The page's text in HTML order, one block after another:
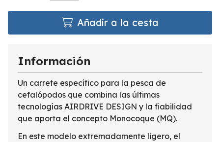
Añadir a la cesta
Información
Un carrete específico para la pesca de
cefalópodos que combina las últimas
tecnologías AIRDRIVE DESIGN y la fiabilidad
que aporta el concepto Monocoque (MQ).
En este modelo extremadamente ligero, el